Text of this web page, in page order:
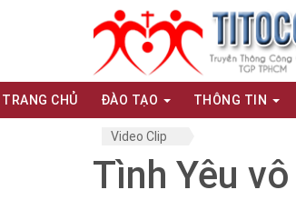
CHỦ ĐÀO TẠO THÔNG TIN
Video Clip
Tình Yêu